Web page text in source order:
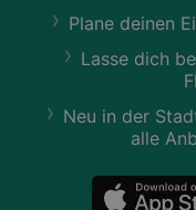
Plane deinen
Lasse dich
Neu in der
alle